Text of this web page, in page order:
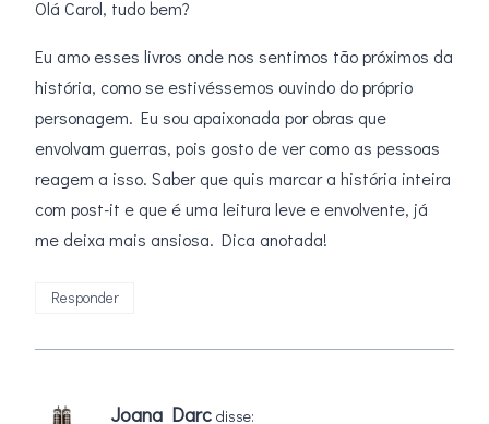
Olá Carol, tudo bem?
Eu amo esses livros onde nos sentimos tão próximos da
história, como se estivéssemos ouvindo do próprio
personagem. Eu sou apaixonada por obras que
envolvam guerras, pois gosto de ver como as pessoas
reagem a isso. Saber que quis marcar a história inteira
com post-it e que é uma leitura leve e envolvente, já
me deixa mais ansiosa. Dica anotada!
Responder
Joana Darc disse: